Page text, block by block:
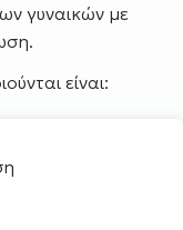
γυναικών με
είναι: